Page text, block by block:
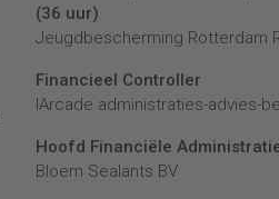
(36 uur)
Jeugdbescherming Rotterdam
Financieel Controller
lArcade administraties-advies-
Hoofd Financiële
Bloem Sealants BV